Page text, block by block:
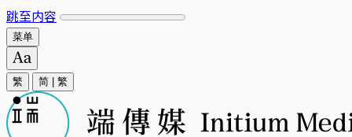
跳至内容
菜单
繁 简 繁